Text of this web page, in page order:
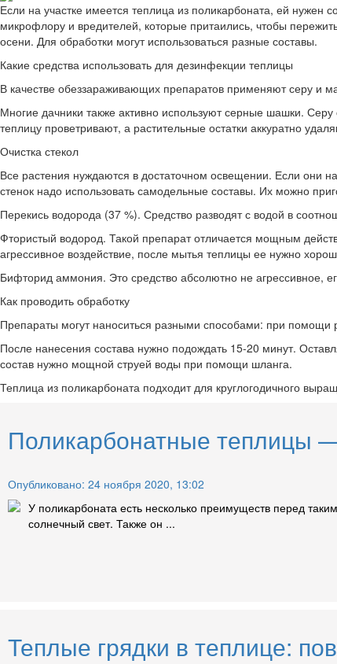
Если на участке имеется теплица из поликарбоната, ей
микрофлору и вредителей, которые притаились, чтобы
осени. Для обработки могут использоваться разные составы.
Какие средства использовать для дезинфекции теплицы
В качестве обеззараживающих препаратов применяют серу и
Многие дачники также активно используют серные шашки.
теплицу проветривают, а растительные остатки аккуратно
Очистка стекол
Все растения нуждаются в достаточном освещении. Если они
стенок надо использовать самодельные составы. Их можно
Перекись водорода (37 %). Средство разводят с водой в
Фтористый водород. Такой препарат отличается мощным
агрессивное воздействие, после мытья теплицы ее нужно
Бифторид аммония. Это средство абсолютно не агрессивное,
Как проводить обработку
Препараты могут наноситься разными способами: при
После нанесения состава нужно подождать 15-20 минут.
состав нужно мощной струей воды при помощи шланга.
Теплица из поликарбоната подходит для круглогодичного
Поликарбонатные теплицы
Опубликовано: 24 ноября 2020, 13:02
У поликарбоната есть несколько преимуществ перед
солнечный свет. Также он ...
Теплые грядки в теплице: